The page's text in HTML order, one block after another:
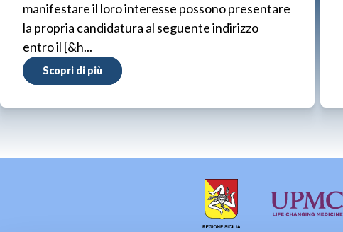
manifestare il loro interesse possono presentare
la propria candidatura al seguente indirizzo
entro il [&h...
Scopri di più